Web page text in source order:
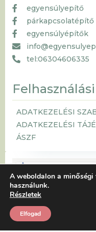
egyensúlyepítő
párkapcsolatépítő
egyensúlyépítők
tel:06304606335
ADATKEZELÉSI
ADATKEZELÉSI
ÁSZF
A weboldalon a minőségi
használunk.
Részletek
Elfogad